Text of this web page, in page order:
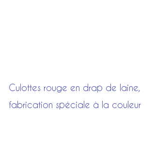
Culottes rouge en drap de laine,
fabrication spéciale à la couleur